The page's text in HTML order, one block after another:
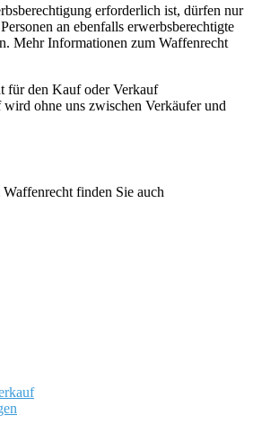
erforderlich ist, dürfen nur
an ebenfalls erwerbsberechtigte
Mehr Informationen zum Waffenrecht
für den Kauf oder Verkauf
ohne uns zwischen Verkäufer und
finden Sie auch